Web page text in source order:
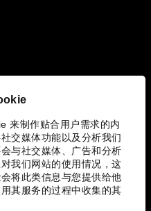
来制作贴合用户需求的内
交媒体功能以及分析我们
与社交媒体、广告和分析
我们网站的使用情况，这
将此类信息与您提供给他
其服务的过程中收集的其